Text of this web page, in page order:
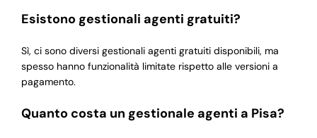
Esistono gestionali agenti gratuiti?
Sì, ci sono diversi gestionali agenti gratuiti disponibili, ma
spesso hanno funzionalità limitate rispetto alle versioni a
pagamento.
Quanto costa un gestionale agenti a Pisa?